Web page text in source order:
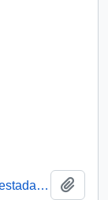
[Agradecen al Presidente la atención prestada a su caso]